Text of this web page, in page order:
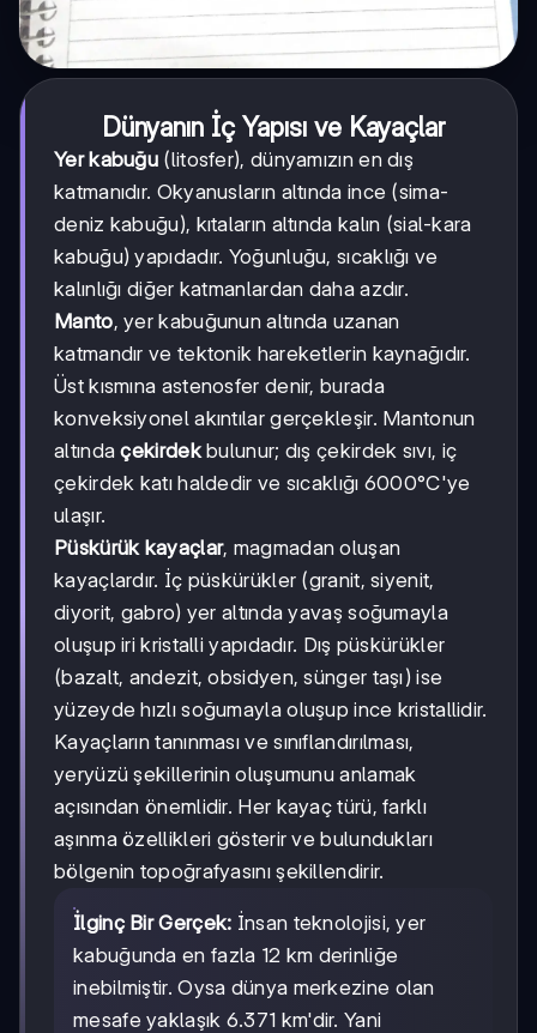
Dünyanın İç Yapısı ve Kayaçlar
Yer kabuğu (litosfer), dünyamızın en dış
katmanıdır. Okyanusların altında ince (sima-
deniz kabuğu), kıtaların altında kalın (sial-kara
kabuğu) yapıdadır. Yoğunluğu, sıcaklığı ve
kalınlığı diğer katmanlardan daha azdır.
Manto, yer kabuğunun altında uzanan
katmandır ve tektonik hareketlerin kaynağıdır.
Üst kısmına astenosfer denir, burada
konveksiyonel akıntılar gerçekleşir. Mantonun
altındaçekirdekbulunur; dış çekirdek sıvı, iç
çekirdek katı haldedir ve sıcaklığı 6000°C'ye
ulaşır.
Püskürük kayaçlar, magmadan oluşan
kayaçlardır. İç püskürükler (granit, siyenit,
diyorit, gabro) yer altında yavaş soğumayla
oluşup iri kristalli yapıdadır. Dış püskürükler
(bazalt, andezit, obsidyen, sünger taşı) ise
yüzeyde hızlı soğumayla oluşup ince kristallidir.
Kayaçların tanınması ve sınıflandırılması,
yeryüzü şekillerinin oluşumunu anlamak
açısından önemlidir. Her kayaç türü, farklı
aşınma özellikleri gösterir ve bulundukları
bölgenin topoğrafyasını şekillendirir.
İlginç Bir Gerçek: İnsan teknolojisi, yer
kabuğunda en fazla 12 km derinliğe
inebilmiştir. Oysa dünya merkezine olan
mesafe yaklaşık 6.371 km'dir. Yani